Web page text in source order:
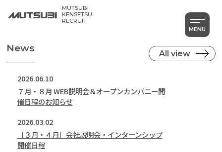
MUTSUBI
KENSETSU
RECRUIT
MENU
ーを。
News All view
2026.06.10
７月・８月 WEB説明会＆オープンカンパニー開
催日程のお知らせ
2026.03.02
［３月・４月］会社説明会・インターンシップ
開催日程